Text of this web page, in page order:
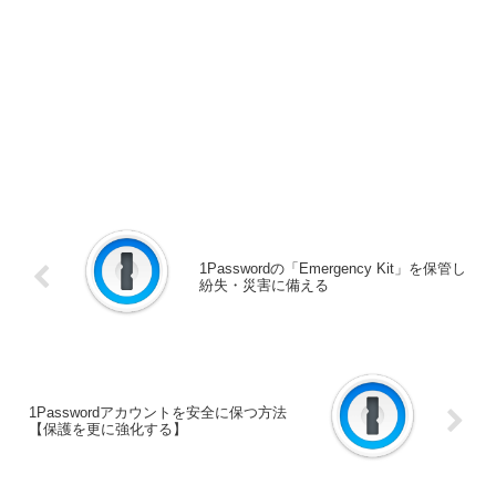
1Passwordの「Emergency Kit」を保管し
紛失・災害に備える
1Passwordアカウントを安全に保つ方法
【保護を更に強化する】